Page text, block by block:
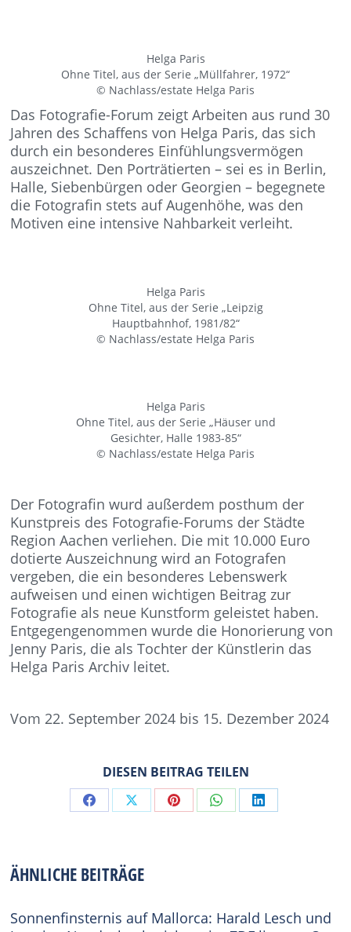
Helga Paris
Ohne Titel, aus der Serie „Müllfahrer, 1972“
© Nachlass/estate Helga Paris
Das Fotografie-Forum zeigt Arbeiten aus rund 30
Jahren des Schaffens von Helga Paris, das sich
durch ein besonderes Einfühlungsvermögen
auszeichnet. Den Porträtierten – sei es in Berlin,
Halle, Siebenbürgen oder Georgien – begegnete
die Fotografin stets auf Augenhöhe, was den
Motiven eine intensive Nahbarkeit verleiht.
Helga Paris
Ohne Titel, aus der Serie „Leipzig
Hauptbahnhof, 1981/82“
© Nachlass/estate Helga Paris
Helga Paris
Ohne Titel, aus der Serie „Häuser und
Gesichter, Halle 1983-85“
© Nachlass/estate Helga Paris
Der Fotografin wurd außerdem posthum der
Kunstpreis des Fotografie-Forums der Städte
Region Aachen verliehen. Die mit 10.000 Euro
dotierte Auszeichnung wird an Fotografen
vergeben, die ein besonderes Lebenswerk
aufweisen und einen wichtigen Beitrag zur
Fotografie als neue Kunstform geleistet haben.
Entgegengenommen wurde die Honorierung von
Jenny Paris, die als Tochter der Künstlerin das
Helga Paris Archiv leitet.
Vom 22. September 2024 bis 15. Dezember 2024
DIESEN BEITRAG TEILEN
Share Share Share Share Share
ÄHNLICHE BEITRÄGE
Sonnenfinsternis auf Mallorca: Harald Lesch und